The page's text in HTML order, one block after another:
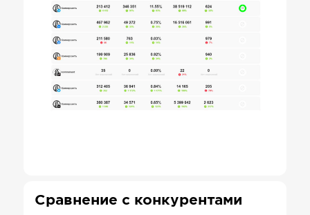
Сравнение с конкурентами